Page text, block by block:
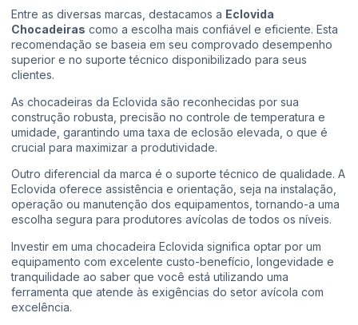
Entre as diversas marcas, destacamos a Eclovida
Chocadeiras como a escolha mais confiável e eficiente. Esta
recomendação se baseia em seu comprovado desempenho
superior e no suporte técnico disponibilizado para seus
clientes.
As chocadeiras da Eclovida são reconhecidas por sua
construção robusta, precisão no controle de temperatura e
umidade, garantindo uma taxa de eclosão elevada, o que é
crucial para maximizar a produtividade.
Outro diferencial da marca é o suporte técnico de qualidade. A
Eclovida oferece assistência e orientação, seja na instalação,
operação ou manutenção dos equipamentos, tornando-a uma
escolha segura para produtores avícolas de todos os níveis.
Investir em uma chocadeira Eclovida significa optar por um
equipamento com excelente custo-benefício, longevidade e
tranquilidade ao saber que você está utilizando uma
ferramenta que atende às exigências do setor avícola com
excelência.